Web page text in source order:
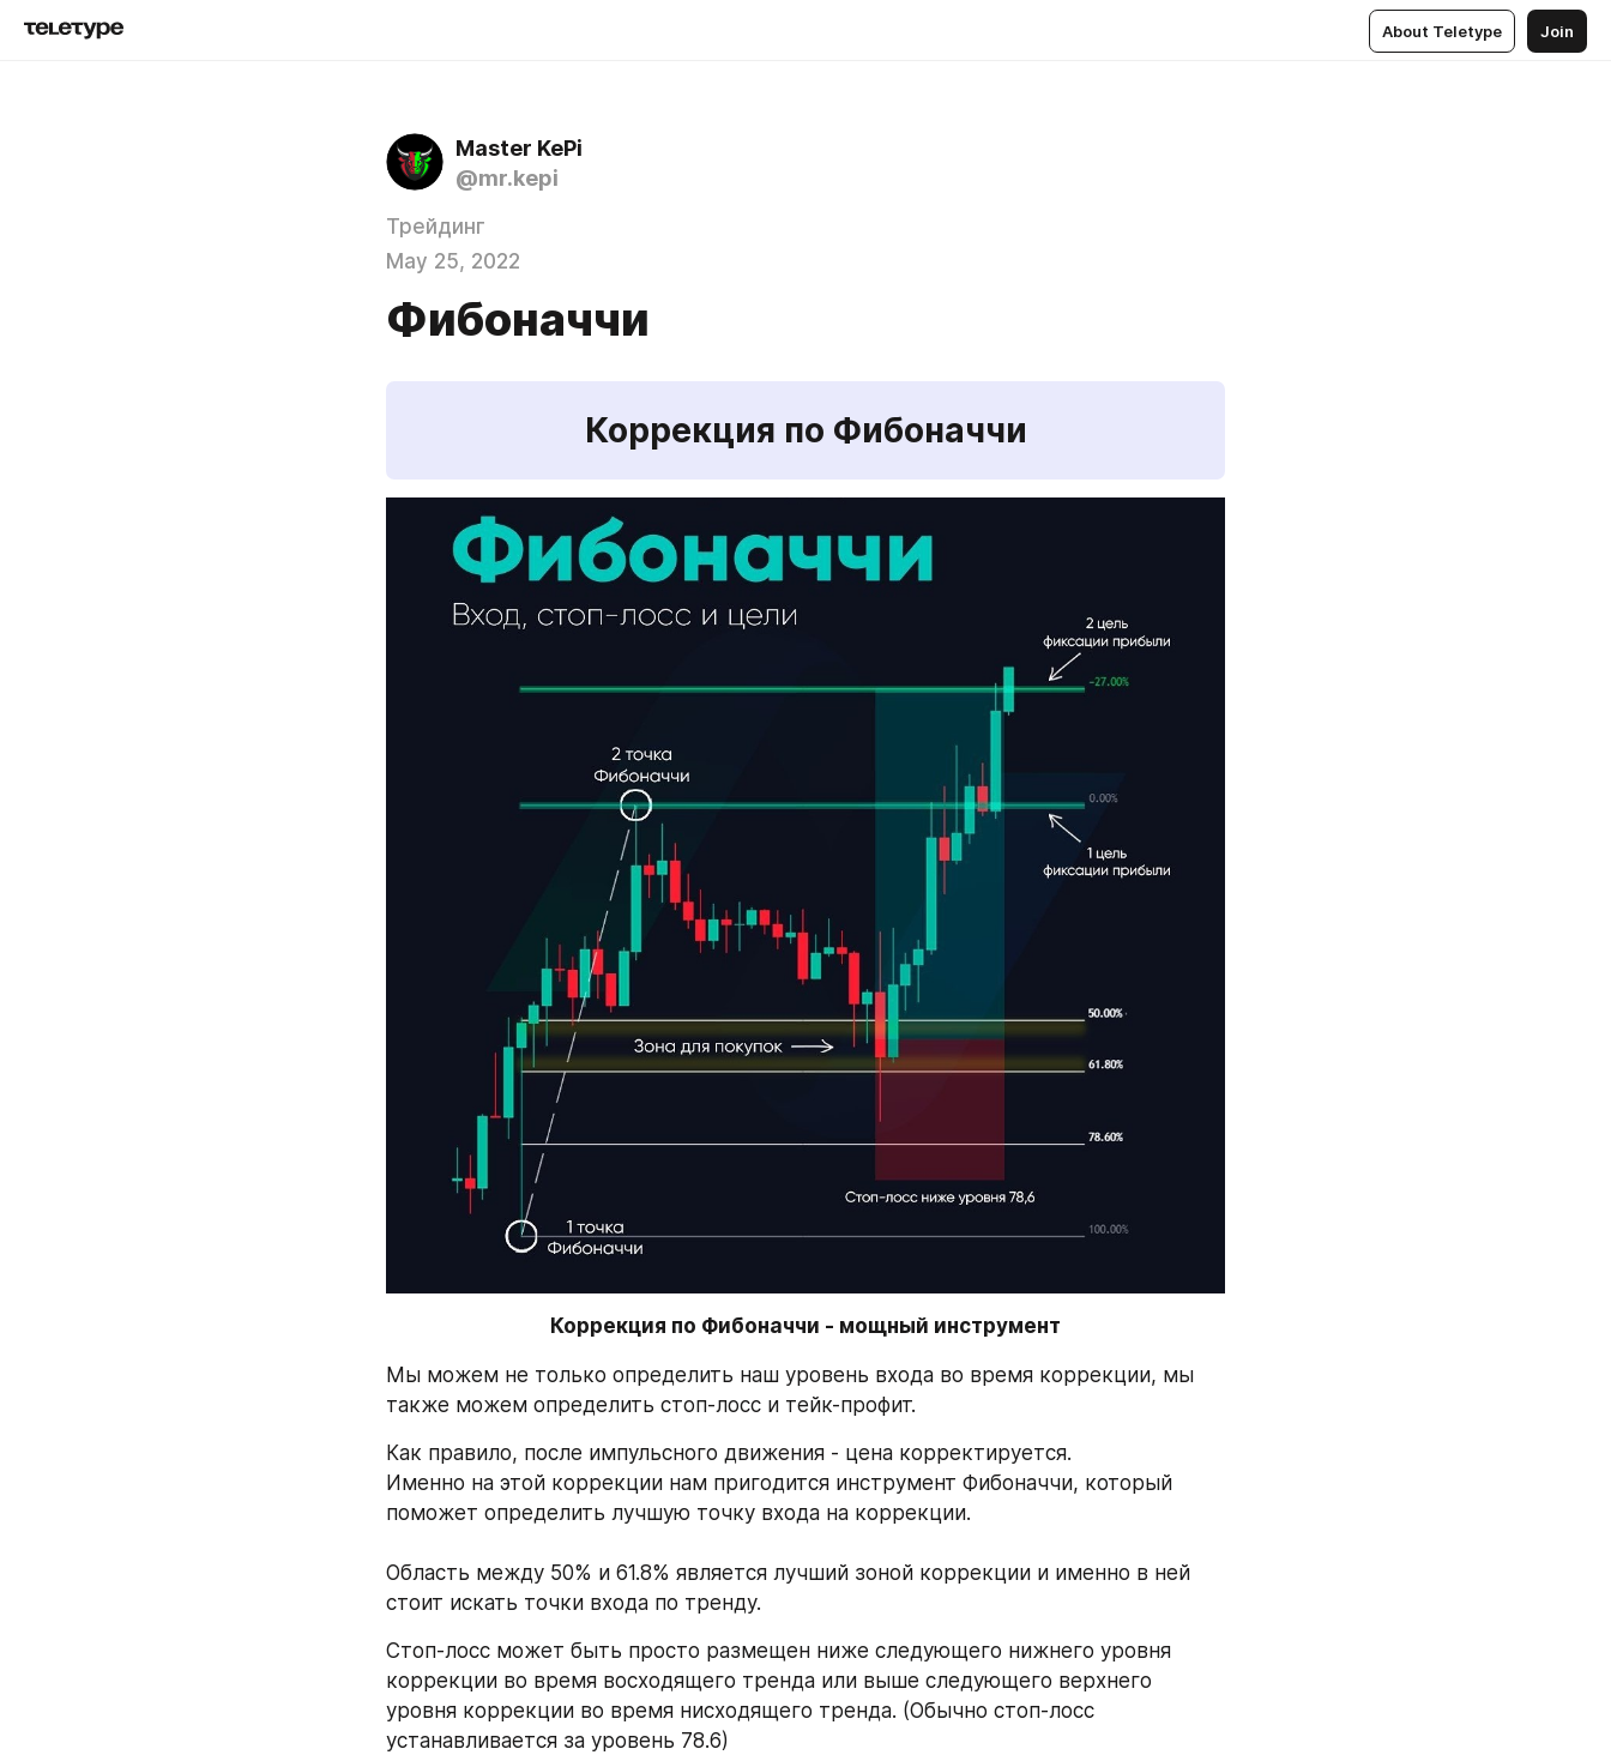
About Teletype Join
Master KePi
@mr.kepi
Трейдинг
May 25, 2022
Фибоначчи
Коррекция по Фибоначчи
Коррекция по Фибоначчи - мощный инструмент
Мы можем не только определить наш уровень входа во время коррекции, мы
также можем определить стоп-лосс и тейк-профит.
Как правило, после импульсного движения - цена корректируется.
Именно на этой коррекции нам пригодится инструмент Фибоначчи, который
поможет определить лучшую точку входа на коррекции.
Область между 50% и 61.8% является лучший зоной коррекции и именно в ней
стоит искать точки входа по тренду.
Стоп-лосс может быть просто размещен ниже следующего нижнего уровня
коррекции во время восходящего тренда или выше следующего верхнего
уровня коррекции во время нисходящего тренда. (Обычно стоп-лосс
устанавливается за уровень 78.6)